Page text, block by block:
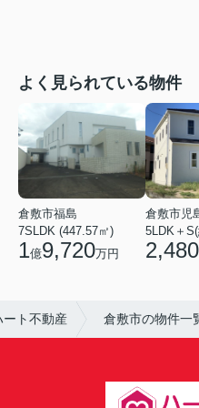
よく見られている物件
倉敷市福島
7SLDK (447.57㎡)
1億9,720万円 2,480
ート不動産 倉敷市の物件一